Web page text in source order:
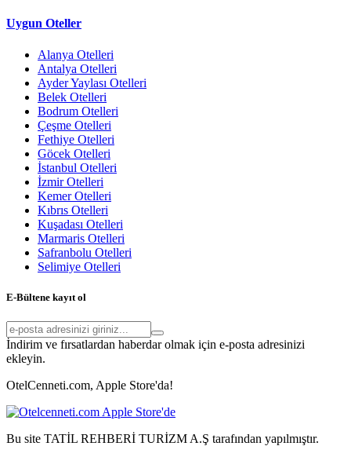
Uygun Oteller
Alanya Otelleri
Antalya Otelleri
Ayder Yaylası Otelleri
Belek Otelleri
Bodrum Otelleri
Çeşme Otelleri
Fethiye Otelleri
Göcek Otelleri
İstanbul Otelleri
İzmir Otelleri
Kemer Otelleri
Kıbrıs Otelleri
Kuşadası Otelleri
Marmaris Otelleri
Safranbolu Otelleri
Selimiye Otelleri
E-Bültene kayıt ol
İndirim ve fırsatlardan haberdar olmak için e-posta adresinizi
ekleyin.
OtelCenneti.com, Apple Store'da!
Bu site TATİL REHBERİ TURİZM A.Ş tarafından yapılmıştır.